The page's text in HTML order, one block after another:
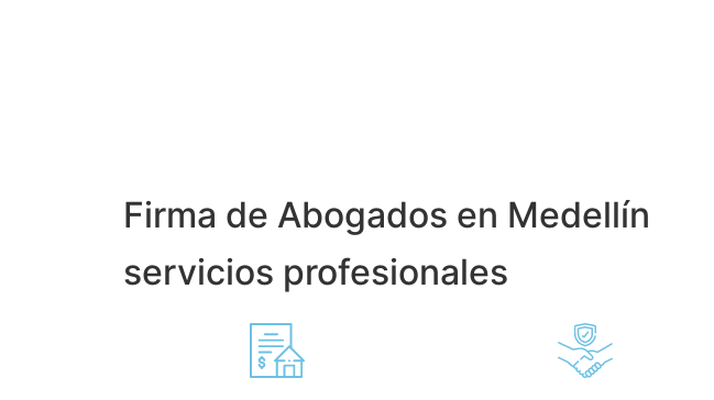
Firma de Abogados en Medellín
servicios profesionales